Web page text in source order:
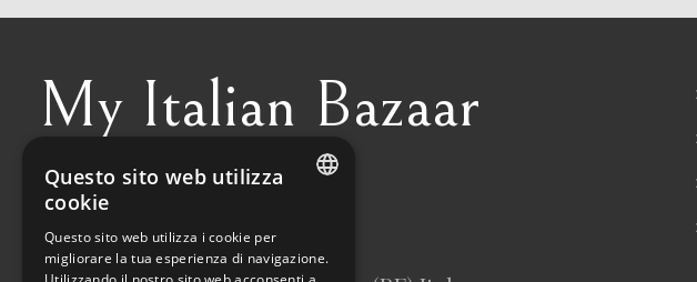
My Italian Bazaar
+39 338 5064887
info@myitalianbazaar.com
ENGLISH
Questo sito web utilizza
cookie
Questo sito web utilizza i cookie per
migliorare la tua esperienza di navigazione.